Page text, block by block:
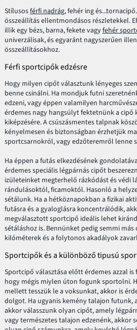
Stílusosférfi nadrág, fehér ing
összeállítás ellentmondásos részletekkel.
illik egy bézs, barna, fekete vagyfehér
univerzálisak, és egyaránt nagyszerűen
összeállításokhoz.
Férfi sportcipők edzésre
Hogy milyen cipőt választunk lényeges
benne csinálni. Ha mondjuk futni
edzeni, vagy éppen valamilyen
érdemes nagy hangsúlyt fektetnünk a cipő
kiképzésére. A csúszásmentes talpnak
kényelmesen és biztonságban érzhetjük
sportcsarnokról, vagy edzőteremről lenne
Ha éppen a futás elkezdésének
érdemes speciális légpárnás cipőt
izületeinket megterhelő rázkódást és védi
rándulásoktól, ficamoktól. Hasonló a
sétálunk. Ha a hétköznapokban a fizikai
futásra és a gyaloglásra koncentrálódik,
megválasztott sportcipő ideális lehet
sétáláshoz is. Bennünket pedig semmi
kilóméterek és a folytonos akadályok
Sportcipők és a különböző tipusú
Sportcipő választása előtt érdemes azzal
hogy mégis miylen úton fogunk sportolni.
mellett tesszük le a voksunkat, akkor is
dolgot. Ha ugyanis kemény talajon futunk,
akkor válasszunk olyan cipőt, amely
vagy természetes talajon edzenénk, akkor